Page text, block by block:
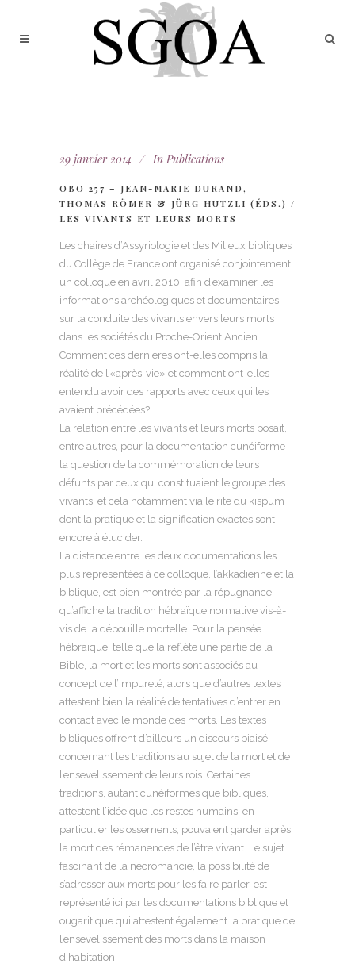
29 janvier 2014 In Publications
OBO 257 – JEAN-MARIE DURAND,
THOMAS RÖMER & JÜRG HUTZLI (ÉDS.) /
LES VIVANTS ET LEURS MORTS
Les chaires d’Assyriologie et des Milieux bibliques
du Collège de France ont organisé conjointement
un colloque en avril 2010, afin d’examiner les
informations archéologiques et documentaires
sur la conduite des vivants envers leurs morts
dans les sociétés du Proche-Orient Ancien.
Comment ces dernières ont-elles compris la
réalité de l’«après-vie» et comment ont-elles
entendu avoir des rapports avec ceux qui les
avaient précédées?
La relation entre les vivants et leurs morts posait,
entre autres, pour la documentation cunéiforme
la question de la commémoration de leurs
défunts par ceux qui constituaient le groupe des
vivants, et cela notamment via le rite du kispum
dont la pratique et la signification exactes sont
encore à élucider.
La distance entre les deux documentations les
plus représentées à ce colloque, l’akkadienne et la
biblique, est bien montrée par la répugnance
qu’affiche la tradition hébraïque normative vis-à-
vis de la dépouille mortelle. Pour la pensée
hébraïque, telle que la reflète une partie de la
Bible, la mort et les morts sont associés au
concept de l’impureté, alors que d’autres textes
attestent bien la réalité de tentatives d’entrer en
contact avec le monde des morts. Les textes
bibliques offrent d’ailleurs un discours biaisé
concernant les traditions au sujet de la mort et de
l’ensevelissement de leurs rois. Certaines
traditions, autant cunéiformes que bibliques,
attestent l’idée que les restes humains, en
particulier les ossements, pouvaient garder après
la mort des rémanences de l’être vivant. Le sujet
fascinant de la nécromancie, la possibilité de
s’adresser aux morts pour les faire parler, est
représenté ici par les documentations biblique et
ougaritique qui attestent également la pratique de
l’ensevelissement des morts dans la maison
d’habitation.